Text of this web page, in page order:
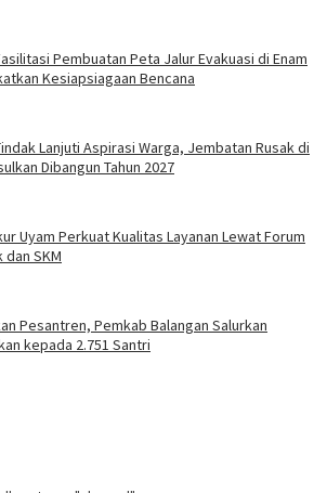
Pembuatan Peta Jalur Evakuasi di Enam
Kesiapsiagaan Bencana
Lanjuti Aspirasi Warga, Jembatan Rusak di
Dibangun Tahun 2027
Uyam Perkuat Kualitas Layanan Lewat Forum
SKM
Pesantren, Pemkab Balangan Salurkan
kepada 2.751 Santri